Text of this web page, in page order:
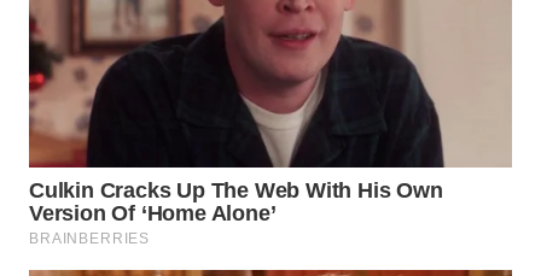
LABUANBAJO
WN
BORNEO
Wahana
Media
Group